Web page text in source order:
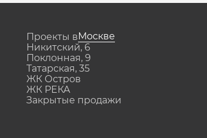
Проекты вМоскве
Никитский, 6
Поклонная, 9
Татарская, 35
ЖК Остров
ЖК РЕКА
Закрытые продажи